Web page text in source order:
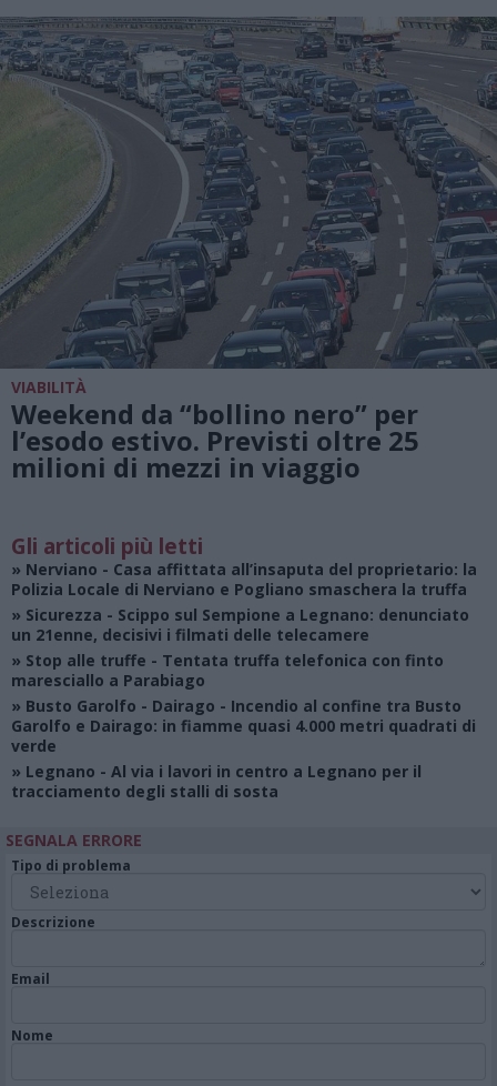
VIABILITÀ
Weekend da “bollino nero” per
l’esodo estivo. Previsti oltre 25
milioni di mezzi in viaggio
Gli articoli più letti
» Nerviano - Casa affittata all’insaputa del proprietario: la
Polizia Locale di Nerviano e Pogliano smaschera la truffa
» Sicurezza - Scippo sul Sempione a Legnano: denunciato
un 21enne, decisivi i filmati delle telecamere
» Stop alle truffe - Tentata truffa telefonica con finto
maresciallo a Parabiago
» Busto Garolfo - Dairago - Incendio al confine tra Busto
Garolfo e Dairago: in fiamme quasi 4.000 metri quadrati di
verde
» Legnano - Al via i lavori in centro a Legnano per il
tracciamento degli stalli di sosta
SEGNALA ERRORE
Tipo di problema
Descrizione
Email
Nome